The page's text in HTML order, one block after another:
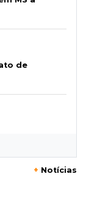
de
+ Notícias